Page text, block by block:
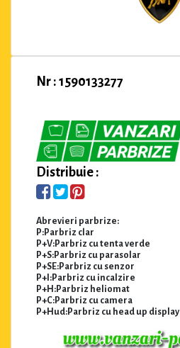
Nr : 1590133277
Distribuie :
Abrevieri parbrize:
P:Parbriz clar
P+V:Parbriz cu tenta verde
P+S:Parbriz cu parasolar
P+SE:Parbriz cu senzor
P+I:Parbriz cu incalzire
P+H:Parbriz heliomat
P+C:Parbriz cu camera
P+Hud:Parbriz cu head up display